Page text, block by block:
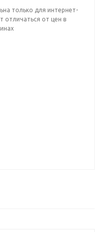
только для интернет-
отличаться от цен в